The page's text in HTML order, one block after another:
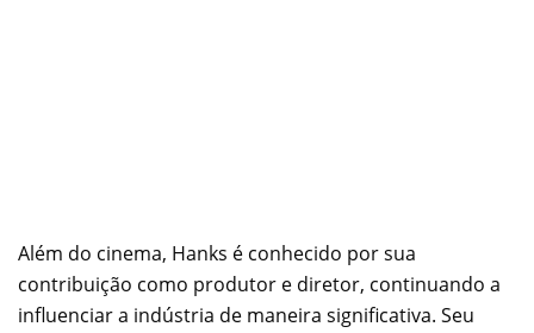
Além do cinema, Hanks é conhecido por sua
contribuição como produtor e diretor, continuando a
influenciar a indústria de maneira significativa. Seu